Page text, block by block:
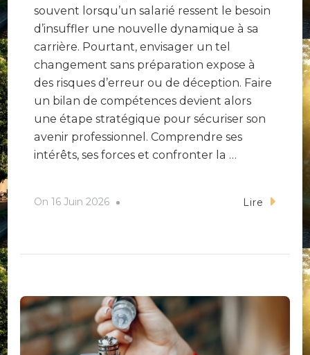
souvent lorsqu’un salarié ressent le besoin
d’insuffler une nouvelle dynamique à sa
carrière. Pourtant, envisager un tel
changement sans préparation expose à
des risques d’erreur ou de déception. Faire
un bilan de compétences devient alors
une étape stratégique pour sécuriser son
avenir professionnel. Comprendre ses
intérêts, ses forces et confronter la …
On 16 Juin 2026 Lire